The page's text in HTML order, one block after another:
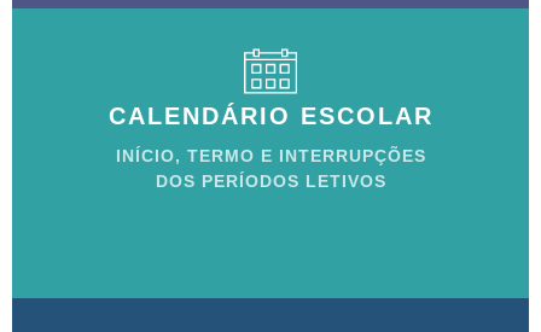
CALENDÁRIO ESCOLAR
INÍCIO, TERMO E INTERRUPÇÕES
DOS PERÍODOS LETIVOS